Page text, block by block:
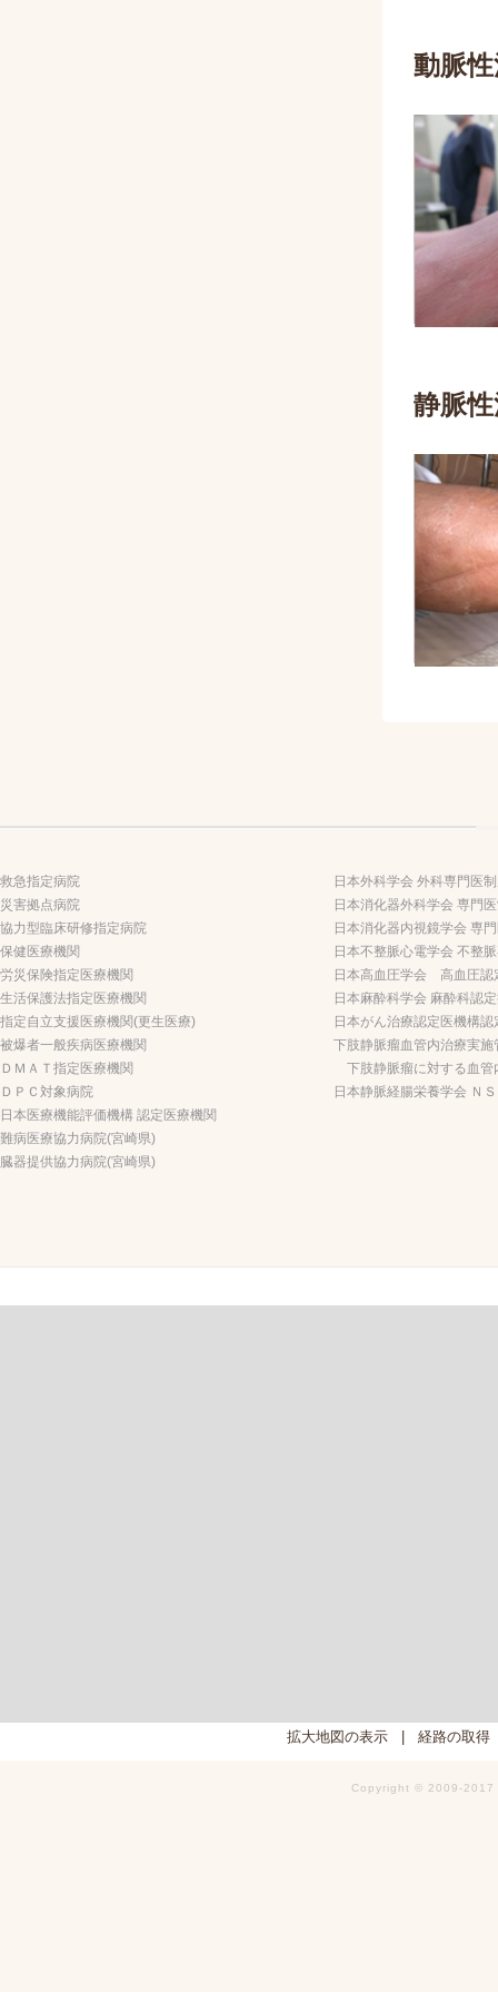
動脈
静脈
救急指定病院
災害拠点病院
協力型臨床研修指定病院
保健医療機関
労災保険指定医療機関
生活保護法指定医療機関
指定自立支援医療機関(更生医療)
被爆者一般疾病医療機関
ＤＭＡＴ指定医療機関
ＤＰＣ対象病院
日本医療機能評価機構 認定医療機関
難病医療協力病院(宮崎県)
臓器提供協力病院(宮崎県)
日本外科学会 外科専門医
日本消化器外科学会 専門
日本消化器内視鏡学会 専
日本不整脈心電学会 不整
日本高血圧学会 高血圧認
日本麻酔科学会 麻酔科認
日本がん治療認定医機構
下肢静脈瘤血管内治療実施
下肢静脈瘤に対する血管
日本静脈経腸栄養学会 Ｎ
拡大地図の表示 |経路の取得
Copyright © 2009-